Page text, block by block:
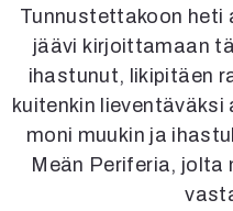
In
Tunnustettakoon heti
jäävi kirjoittamaan
ihastunut, likipitäen
kuitenkin
moni muukin ja
Meän Periferia, jolta